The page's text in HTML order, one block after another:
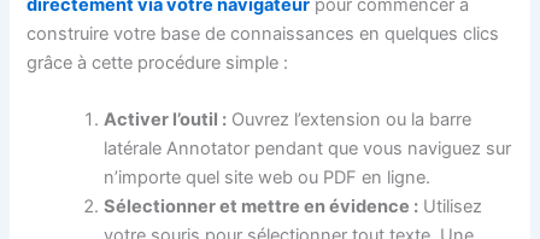
directement via votre navigateur pour commencer à
construire votre base de connaissances en quelques clics
grâce à cette procédure simple :
Activer l’outil : Ouvrez l’extension ou la barre
latérale Annotator pendant que vous naviguez sur
n’importe quel site web ou PDF en ligne.
Sélectionner et mettre en évidence : Utilisez